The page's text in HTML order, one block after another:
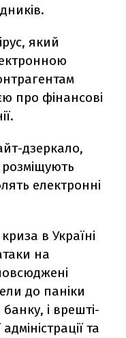
який
про фінансові
дзеркало,
електронні
в Україні
на
до паніки
і врешті-
та